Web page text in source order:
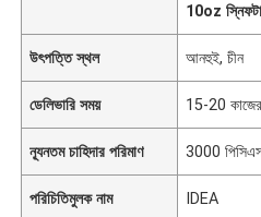
10oz
উৎপত্তি স্থল আনহুই, চীন
ডেলিভারি সময় 15-20
ন্যূনতম চাহিদার পরিমাণ 3000
পরিচিতিমুলক নাম IDEA